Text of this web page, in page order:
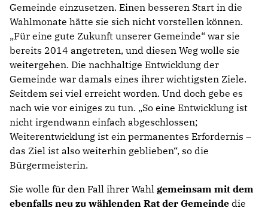
Gemeinde einzusetzen. Einen besseren Start in die
Wahlmonate hätte sie sich nicht vorstellen können.
„Für eine gute Zukunft unserer Gemeinde“ war sie
bereits 2014 angetreten, und diesen Weg wolle sie
weitergehen. Die nachhaltige Entwicklung der
Gemeinde war damals eines ihrer wichtigsten Ziele.
Seitdem sei viel erreicht worden. Und doch gebe es
nach wie vor einiges zu tun. „So eine Entwicklung ist
nicht irgendwann einfach abgeschlossen;
Weiterentwicklung ist ein permanentes Erfordernis –
das Ziel ist also weiterhin geblieben“, so die
Bürgermeisterin.
Sie wolle für den Fall ihrer Wahl gemeinsam mit dem
ebenfalls neu zu wählenden Rat der Gemeinde die